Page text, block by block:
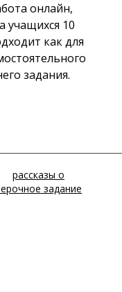
онлайн,
учащихся 10
как для
задания.
рассказы о
задание